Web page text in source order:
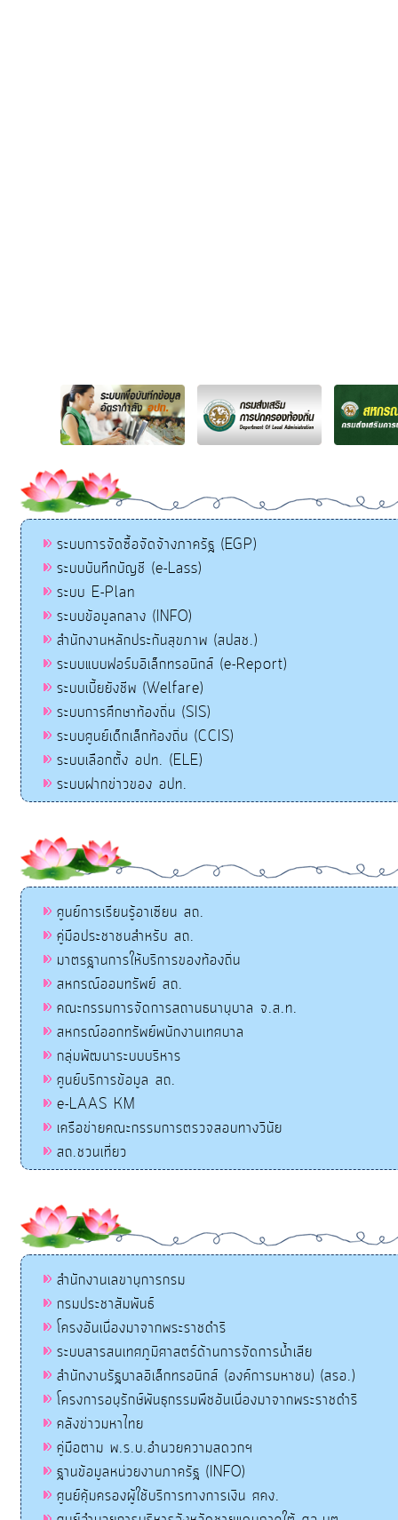
ระบบการจัดซื้อจัดจ้างภาครัฐ (EGP)
ระบบบันทึกบัญชี (e-Lass)
ระบบ E-Plan
ระบบข้อมูลกลาง (INFO)
สำนักงานหลักประกันสุขภาพ (สปสช.)
ระบบแบบฟอร์มอิเล็กทรอนิกส์ (e-Report)
ระบบเบี้ยยังชีพ (Welfare)
ระบบการศึกษาท้องถิ่น (SIS)
ระบบศูนย์เด็กเล็กท้องถิ่น (CCIS)
ระบบเลือกตั้ง อปท. (ELE)
ระบบฝากข่าวของ อปท.
ศูนย์การเรียนรู้อาเซียน สถ.
คู่มือประชาชนสำหรับ สถ.
มาตรฐานการให้บริการของท้องถิ่น
สหกรณ์ออมทรัพย์ สถ.
คณะกรรมการจัดการสถานธนานุบาล จ.ส.ท.
สหกรณ์ออกทรัพย์พนักงานเทศบาล
กลุ่มพัฒนาระบบบริหาร
ศูนย์บริการข้อมูล สถ.
e-LAAS KM
เครือข่ายคณะกรรมการตรวจสอบทางวินัย
สถ.ชวนเที่ยว
สำนักงานเลขานุการกรม
กรมประชาสัมพันธ์
โครงอันเนื่องมาจากพระราชดำริ
ระบบสารสนเทศภูมิศาสตร์ด้านการจัดการน้ำเสีย
สำนักงานรัฐบาลอิเล็กทรอนิกส์ (องค์การมหาชน) (สรอ.)
โครงการอนุรักษ์พันธุกรรมพืชอันเนื่องมาจากพระราชดำริ
คลังข่าวมหาไทย
คู่มือตาม พ.ร.บ.อำนวยความสดวกฯ
ฐานข้อมูลหน่วยงานภาครัฐ (INFO)
ศูนย์คุ้มครองผู้ใช้บริการทางการเงิน ศคง.